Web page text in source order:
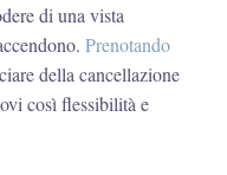
di una vista
Prenotando
della cancellazione
così flessibilità e